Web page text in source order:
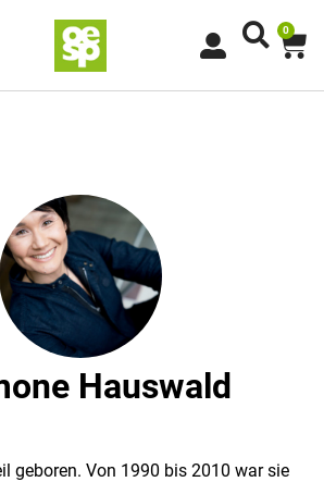
0
Hauswald
geboren. Von 1990 bis 2010 war sie